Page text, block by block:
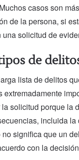
casos son
de la persona, si
una solicitud de
de
lista de delitos
extremadamente
solicitud porque la
incluida
significa que un
con la